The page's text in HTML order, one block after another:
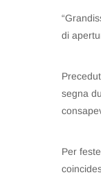
di
segna
Per